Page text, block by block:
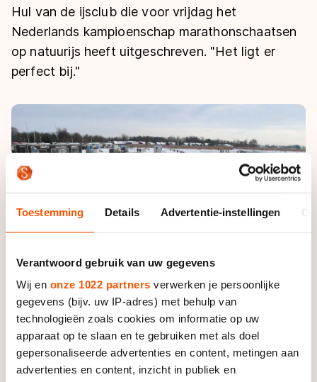
Toestemming Details Advertentie-instellingen
Verantwoord gebruik van uw gegevens
Wij en onze 1022 partners verwerken je persoonlijke
gegevens (bijv. uw IP-adres) met behulp van
technologieën zoals cookies om informatie op uw
apparaat op te slaan en te gebruiken met als doel
gepersonaliseerde advertenties en content, metingen aan
advertenties en content, inzicht in publiek en
Shorttrack
Inlineskaten
Kunstschaatsen
Langebaan
Shorttrack
Marathon
Kunstschaatsen
Tijden & historie
Ranglijsten Langebaan
Persoonlijke records & tijden
Historie & statistiek
De weg op
Algemene Nederlandse Schaatstijd
Deze zomer de weg op
Waar kan ik schaatsen en skaten?
Schaatsfans
Alles voor jou als schaatsfan
Evenementen
Tickets
Olympische Spelen
Olympische Spelen
Medaille overzicht
Olympische uitslagen
Van Jong tot Goud verhalen
Hul van de ijsclub die voor vrijdag het
Nederlands kampioenschap marathonschaatsen
op natuurijs heeft uitgeschreven. "Het ligt er
perfect bij."